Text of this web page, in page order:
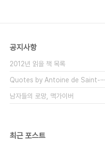
공지사항
2012년 읽을 책 목록
Quotes by Antoine de Saint-⋯
남자들의 로망, 맥가이버
최근 포스트